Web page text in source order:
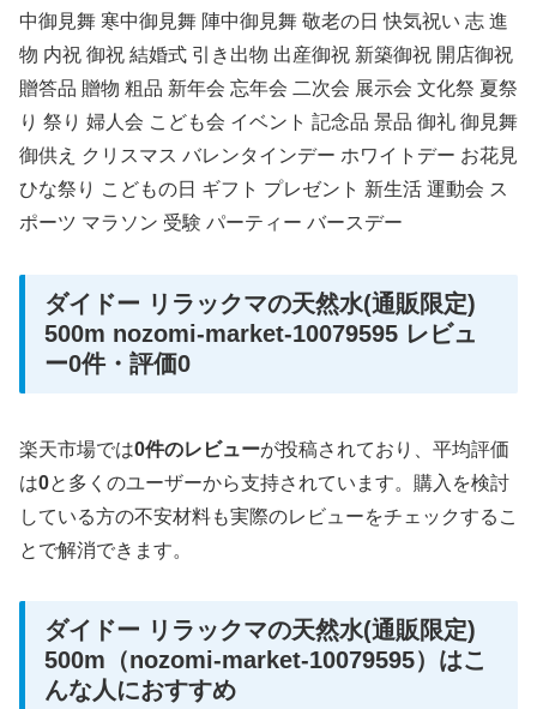
中御見舞 寒中御見舞 陣中御見舞 敬老の日 快気祝い 志 進
物 内祝 御祝 結婚式 引き出物 出産御祝 新築御祝 開店御祝
贈答品 贈物 粗品 新年会 忘年会 二次会 展示会 文化祭 夏祭
り 祭り 婦人会 こども会 イベント 記念品 景品 御礼 御見舞
御供え クリスマス バレンタインデー ホワイトデー お花見
ひな祭り こどもの日 ギフト プレゼント 新生活 運動会 ス
ポーツ マラソン 受験 パーティー バースデー
ダイドー リラックマの天然水(通販限定)
500m nozomi-market-10079595 レビュ
ー0件・評価0
楽天市場では0件のレビューが投稿されており、平均評価
は0と多くのユーザーから支持されています。購入を検討
している方の不安材料も実際のレビューをチェックするこ
とで解消できます。
ダイドー リラックマの天然水(通販限定)
500m（nozomi-market-10079595）はこ
んな人におすすめ